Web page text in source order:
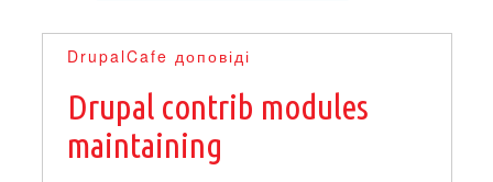
DrupalCafe доповіді
Drupal contrib modules
maintaining